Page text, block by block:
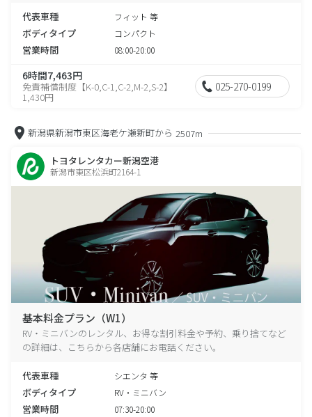
代表車種 フィット 等
ボディタイプ コンパクト
営業時間 08:00-20:00
6時間7,463円
免責補償制度【K-0,C-1,C-2,M-2,S-2】
1,430円
025-270-0199
新潟県新潟市東区海老ケ瀬新町から 2507m
トヨタレンタカー新潟空港
新潟市東区松浜町2164-1
基本料金プラン（W1）
RV・ミニバンのレンタル、お得な割引料金や予約、乗り捨てなど
の詳細は、こちらから各店舗にお電話ください。
代表車種 シエンタ 等
ボディタイプ RV・ミニバン
営業時間 07:30-20:00